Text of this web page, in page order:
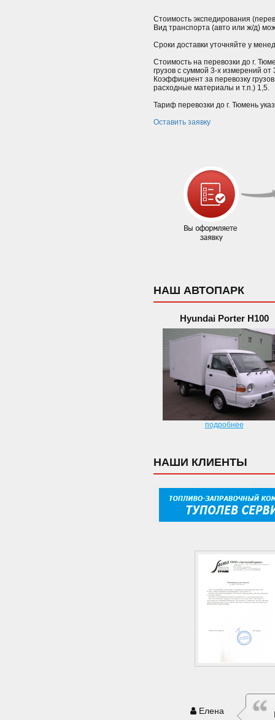
Стоимость экспедирования
Вид транспорта (авто или ж/д)
Сроки доставки уточняйте у
Стоимость на перевозки до г.
грузов с суммой 3-х измерений
Коэффициент за перевозку
расходные материалы и т.п.) 1,5.
Тариф перевозки до г. Тюмень
Оставить заявку
НАШ АВТОПАРК
Hyundai Porter H100
подробнее
НАШИ КЛИЕНТЫ
Елена